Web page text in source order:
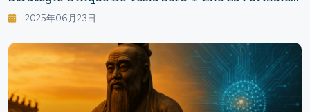
Gagnante ?
2025年06月23日